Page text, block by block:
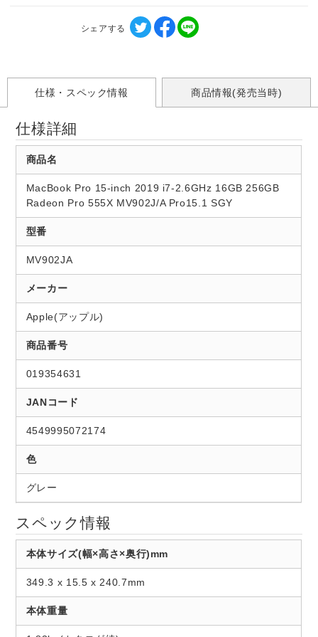
シェアする
仕様・スペック情報 商品情報(発売当時)
仕様詳細
商品名
MacBook Pro 15-inch 2019 i7-2.6GHz 16GB 256GB
Radeon Pro 555X MV902J/A Pro15.1 SGY
型番
MV902JA
メーカー
Apple(アップル)
商品番号
019354631
JANコード
4549995072174
色
グレー
スペック情報
本体サイズ(幅×高さ×奥行)mm
349.3 x 15.5 x 240.7mm
本体重量